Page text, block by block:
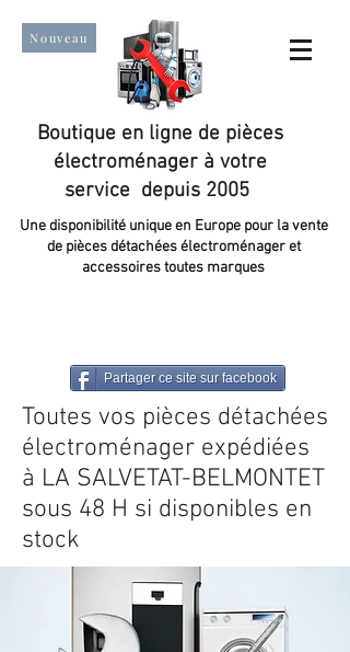
Nouveau
Boutique en ligne de pièces
électroménager à votre
service depuis 2005
Une disponibilité unique en Europe pour la vente
de pièces détachées électroménager et
accessoires toutes marques
Partager ce site sur facebook
Toutes vos pièces détachées
électroménager expédiées
à LA SALVETAT-BELMONTET
sous 48 H si disponibles en
stock